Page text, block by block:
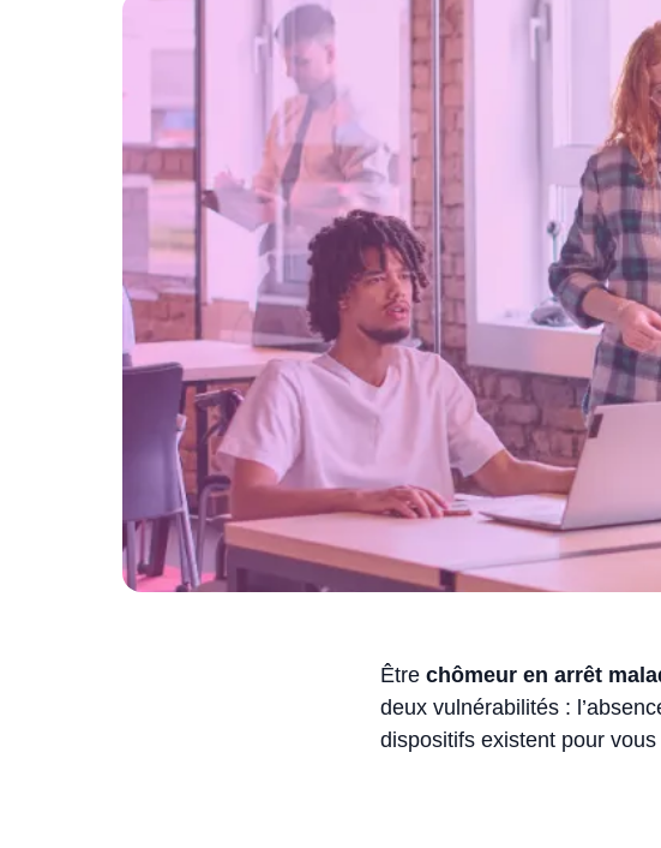
Être chômeur en arrêt
deux vulnérabilités :
dispositifs existent pour